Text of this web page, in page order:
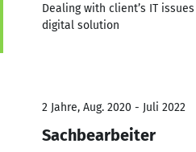
Dealing with client’s IT
digital solution
2 Jahre, Aug. 2020 - Juli 2022
Sachbearbeiter